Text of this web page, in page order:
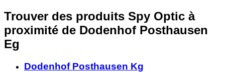
Trouver des produits Spy Optic à
proximité de Dodenhof Posthausen
Eg
Dodenhof Posthausen Kg